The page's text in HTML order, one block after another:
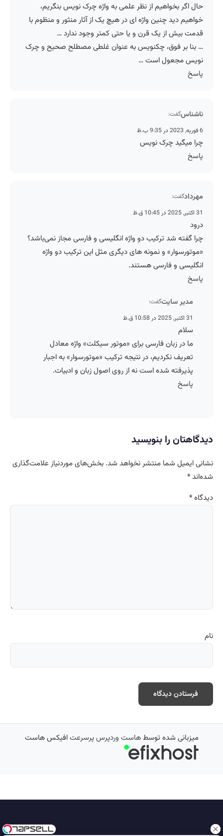
حال اگر بخواهیم از نظر علمی به واژه چرک نویس بنگریم،
خواهیم دید چنین واژه ای در هیچ یک از آثار منثور و منظوم با
قدمت بیش از یک قرن و یا حتی کمتر وجود ندارد …
… بنا بر فوق، چکنویس به عنوان غلطی مصطلح صحیح و چرک
نویس مجعول است …
پاسخ
ناشناسگفت:
6 فوریه, 2023 در 9:35 ب.ظ
چرا میگید چرک نویس
پاسخ
مهردادگفت:
31 اکتبر, 2025 در 10:45 ق.ظ
درود
چرا گفته شد ترکیب دو واژه انگلیسی و فارسی مجاز نمی‌باشد؟
«موتورسوار» و نمونه های دیگری مثل این ترکیب دو واژه
انگلیسی و فارسی هستند.
پاسخ
مدیر سایتگفت:
31 اکتبر, 2025 در 10:58 ق.ظ
سلام
ما در زبان فارسی برای «موتور سیکلت» واژه معادل
تعریف نکردیم، در نتیجه ترکیب «موتورسوار» به اجبار
پذیرفته شده است نه از روی اصول زبان و ادبیات.
پاسخ
دیدگاهتان را بنویسید
نشانی ایمیل شما منتشر نخواهد شد. بخش‌های موردنیاز علامت‌گذاری
شده‌اند*
دیدگاه*
نام
میزبانی شده توسطهاست وردپرس پرسرعتافیکس هاست